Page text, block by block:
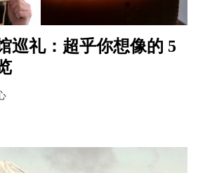
巡礼：超乎你想像的 5